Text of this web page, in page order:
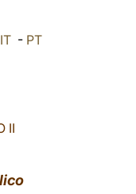
IT - PT
II